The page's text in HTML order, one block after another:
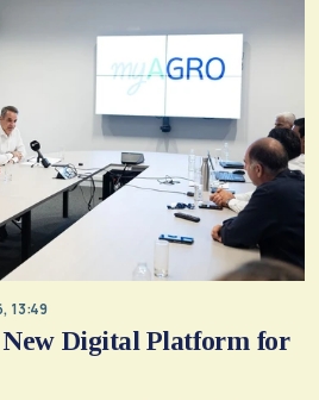
13:49
New Digital Platform for